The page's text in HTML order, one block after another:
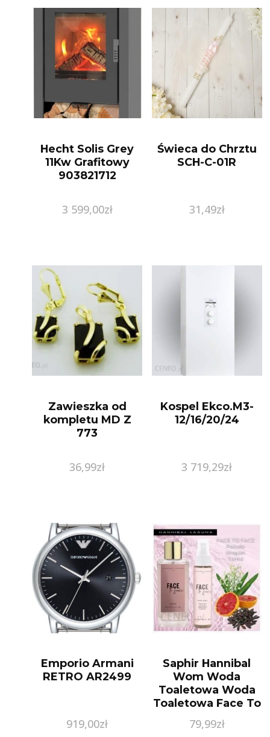
Hecht Solis Grey
11Kw Grafitowy
903821712
3 599,00zł
Świeca do Chrztu
SCH-C-01R
31,49zł
Zawieszka od
kompletu MD Z
773
36,99zł
Kospel Ekco.M3-
12/16/20/24
3 719,29zł
Emporio Armani
RETRO AR2499
919,00zł
Saphir Hannibal
Wom Woda
Toaletowa Woda
Toaletowa Face To
Face, Zestaw 100
Ml + Mgiełka Do
79,99zł